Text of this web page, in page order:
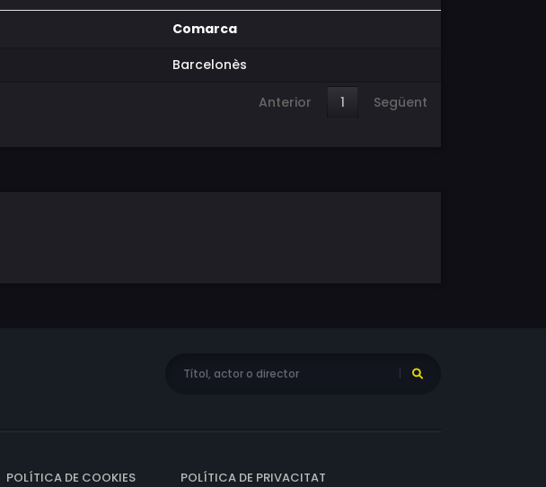
Comarca
Barcelonès
Anterior 1
Següent
POLÍTICA DE COOKIES POLÍTICA DE PRIVACITAT